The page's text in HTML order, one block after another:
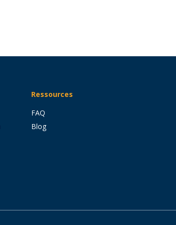
Ressources
FAQ
Blog